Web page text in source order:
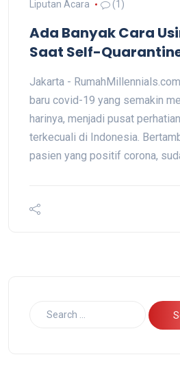
Liputan Acara
(1)
Ada Banyak Cara
Saat Self-
Jakarta -
baru covid-19 yang semakin
harinya, menjadi pusat
terkecuali di Indonesia.
pasien yang positif corona,